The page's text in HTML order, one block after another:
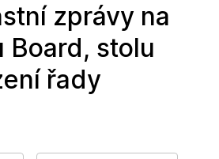
zprávy na
Board, stolu
řady